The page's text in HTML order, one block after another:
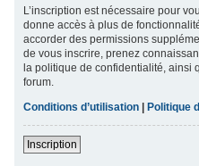
L’inscription est nécessaire pour
donne accès à plus de
accorder des permissions
de vous inscrire, prenez
la politique de confidentialité, ainsi
forum.
Conditions d’utilisation |Politique
Inscription